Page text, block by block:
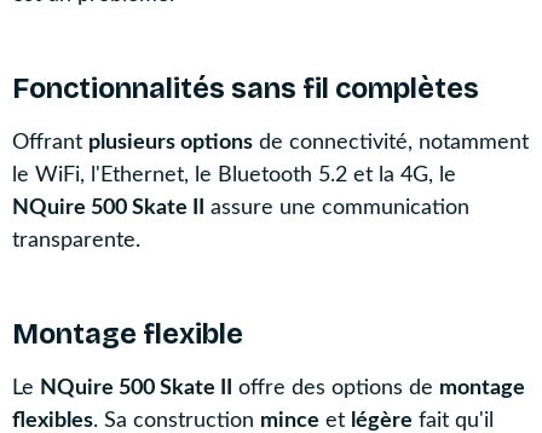
Fonctionnalités sans fil complètes
Offrant plusieurs options de connectivité, notamment
le WiFi, l'Ethernet, le Bluetooth 5.2 et la 4G, le
NQuire 500 Skate II
assure une communication
transparente.
Montage flexible
Le NQuire 500 Skate II offre des options de montage
flexibles. Sa construction mince et légère fait qu'il